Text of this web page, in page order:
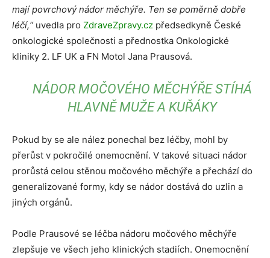
mají povrchový nádor měchýře. Ten se poměrně dobře
léčí,“uvedla pro ZdraveZpravy.cz předsedkyně České
onkologické společnosti a přednostka Onkologické
kliniky 2. LF UK a FN Motol Jana Prausová.
NÁDOR MOČOVÉHO MĚCHÝŘE STÍHÁ
HLAVNĚ MUŽE A KUŘÁKY
Pokud by se ale nález ponechal bez léčby, mohl by
přerůst v pokročilé onemocnění. V takové situaci nádor
prorůstá celou stěnou močového měchýře a přechází do
generalizované formy, kdy se nádor dostává do uzlin a
jiných orgánů.
Podle Prausové se léčba nádoru močového měchýře
zlepšuje ve všech jeho klinických stadiích. Onemocnění